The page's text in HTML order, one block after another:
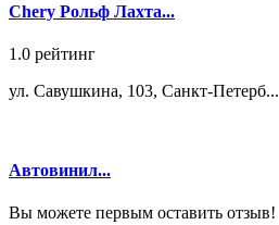
Chery Рольф Лахта...
1.0 рейтинг
ул. Савушкина, 103, Санкт-Петерб...
Автовинил...
Вы можете первым оставить отзыв!